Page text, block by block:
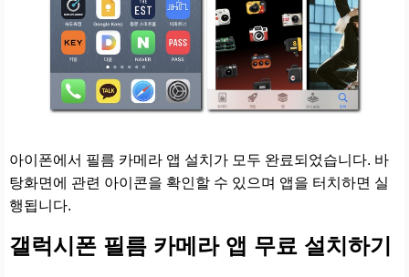
아이폰에서 필름 카메라 앱 설치가 모두 완료되었습니다. 바
탕화면에 관련 아이콘을 확인할 수 있으며 앱을 터치하면 실
행됩니다.
갤럭시폰 필름 카메라 앱 무료 설치하기